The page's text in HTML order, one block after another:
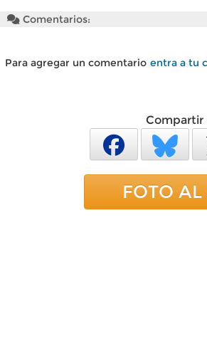
Comentarios:
Para agregar un comentario entra a tu
Compartir
FOTO